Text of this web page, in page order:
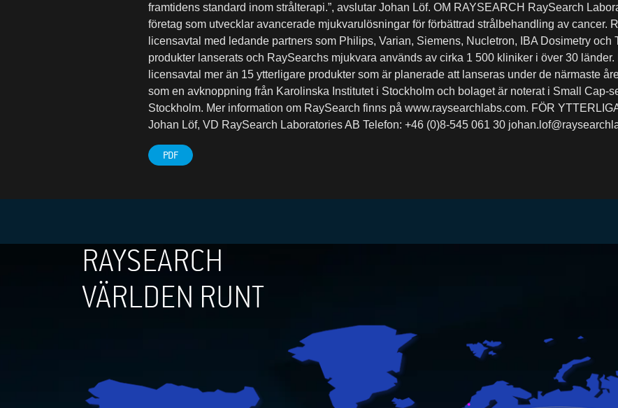
framtidens standard inom strålterapi.”, avslutar Johan Löf. OM RAYSEARCH RaySearch
företag som utvecklar avancerade mjukvarulösningar för förbättrad strålbehandling av cancer.
licensavtal med ledande partners som Philips, Varian, Siemens, Nucletron, IBA Dosimetry och
produkter lanserats och RaySearchs mjukvara används av cirka 1 500 kliniker i över 30
licensavtal mer än 15 ytterligare produkter som är planerade att lanseras under de närmaste
som en avknoppning från Karolinska Institutet i Stockholm och bolaget är noterat i Small Cap-
Stockholm. Mer information om RaySearch finns på www.raysearchlabs.com. FÖR
Johan Löf, VD RaySearch Laboratories AB Telefon: +46 (0)8-545 061 30
PDF
RAYSEARCH
VÄRLDEN RUNT